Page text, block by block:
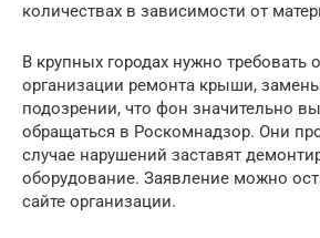
количествах в зависимости от
В крупных городах нужно требовать
организации ремонта крыши,
подозрении, что фон значительно
обращаться в Роскомнадзор. Они
случае нарушений заставят
оборудование. Заявление можно
сайте организации.